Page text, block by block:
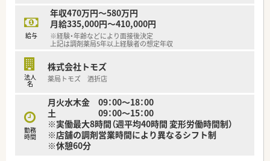
給与
年収470万円～580万円
月給335,000円～410,000円
※経験・年齢などにより面接後決定
上記は調剤薬局5年以上経験者の想定年収
法人
名
株式会社トモズ
薬局トモズ 酒折店
勤務
時間
月火水木金 09：00～18：00
土 09：00～15：00
※実働最大8時間（週平均40時間 変形労働時間制）
※店舗の調剤営業時間により異なるシフト制
※休憩60分